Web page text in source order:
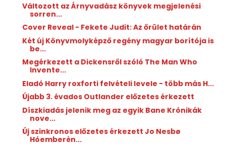
Változott az Árnyvadász könyvek megjelenési
sorren...
Cover Reveal - Fekete Judit: Az őrület határán
Két új Könyvmolyképző regény magyar borítója is
be...
Megérkezett a Dickensről szóló The Man Who
Invente...
Eladó Harry roxforti felvételi levele - több más H...
Újabb 3. évados Outlander előzetes érkezett
Díszkiadás jelenik meg az egyik Bane Krónikák
nove...
Új szinkronos előzetes érkezett Jo Nesbø
Hóemberén...